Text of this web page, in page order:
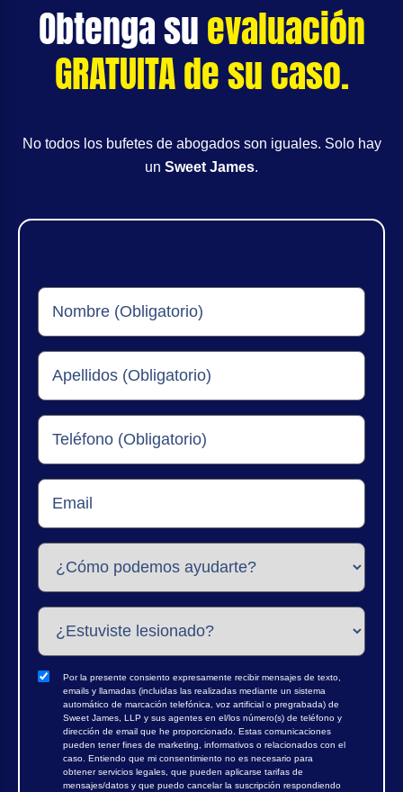
Obtenga suevaluación
GRATUITA de su caso.
No todos los bufetes de abogados son iguales. Solo hay
un Sweet James.
Por la presente consiento expresamente recibir mensajes de texto,
emails y llamadas (incluidas las realizadas mediante un sistema
automático de marcación telefónica, voz artificial o pregrabada) de
Sweet James, LLP y sus agentes en el/los número(s) de teléfono y
dirección de email que he proporcionado. Estas comunicaciones
pueden tener fines de marketing, informativos o relacionados con el
caso. Entiendo que mi consentimiento no es necesario para
obtener servicios legales, que pueden aplicarse tarifas de
mensajes/datos y que puedo cancelar la suscripción respondiendo